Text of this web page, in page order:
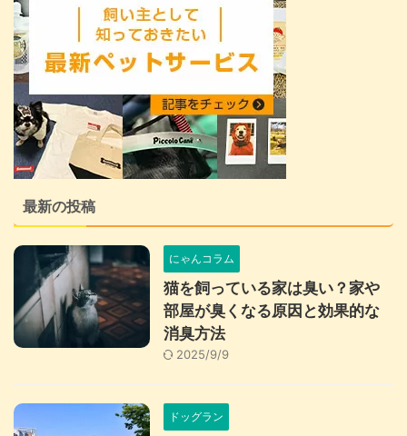
最新の投稿
にゃんコラム
猫を飼っている家は臭い？家や
部屋が臭くなる原因と効果的な
消臭方法
2025/9/9
ドッグラン